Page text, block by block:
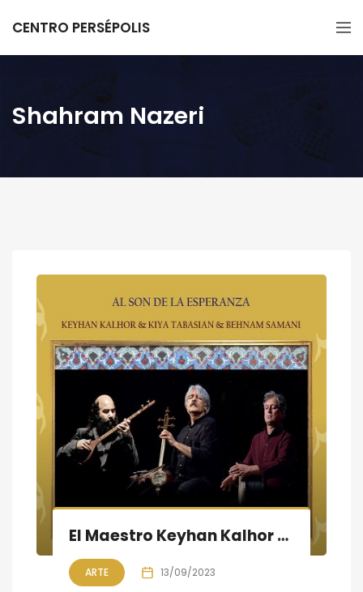
CENTRO PERSÉPOLIS
Shahram Nazeri
El Maestro Keyhan Kalhor en concierto en Madrid
ARTE 13/09/2023